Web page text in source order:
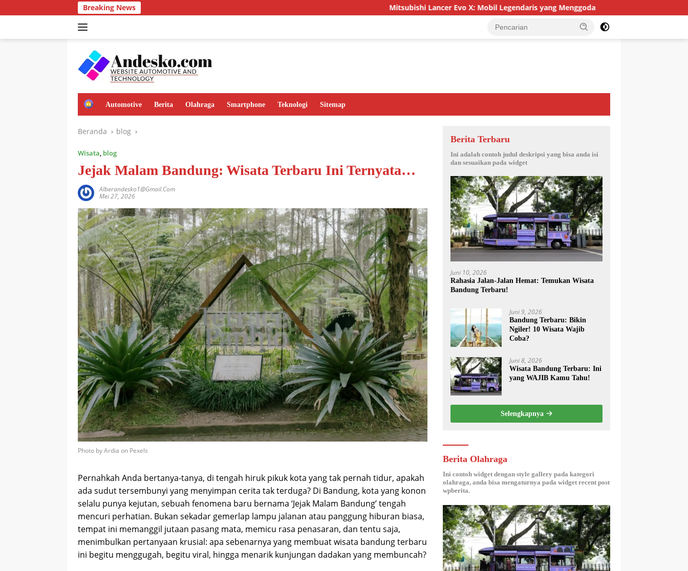
ke
Breaking News Mitsubishi Lancer Evo X: Mobil Legendaris yang Menggoda Mengenal Lebih Dekat Mobil
H
e
Automotive Berita Olahraga Smartphone Teknologi Sitemap
Beranda blog
Wisata, blog
Jejak Malam Bandung: Wisata Terbaru Ini Ternyata…
Alberandesko1@gmail.com
Mei 27, 2026
Photo by Ardia on Pexels
Pernahkah Anda bertanya-tanya, di tengah hiruk pikuk kota yang tak pernah tidur, apakah
ada sudut tersembunyi yang menyimpan cerita tak terduga? Di Bandung, kota yang konon
selalu punya kejutan, sebuah fenomena baru bernama ‘Jejak Malam Bandung’ tengah
mencuri perhatian. Bukan sekadar gemerlap lampu jalanan atau panggung hiburan biasa,
tempat ini memanggil jutaan pasang mata, memicu rasa penasaran, dan tentu saja,
menimbulkan pertanyaan krusial: apa sebenarnya yang membuat wisata bandung terbaru
ini begitu menggugah, begitu viral, hingga menarik kunjungan dadakan yang membuncah?
Berita Terbaru
Ini adalah contoh judul deskripsi yang bisa anda isi
dan sesuaikan pada widget
Juni 10, 2026
Rahasia Jalan-Jalan Hemat: Temukan Wisata
Bandung Terbaru!
Juni 9, 2026
Bandung Terbaru: Bikin
Ngiler! 10 Wisata Wajib
Coba?
Juni 8, 2026
Wisata Bandung Terbaru: Ini
yang WAJIB Kamu Tahu!
Selengkapnya
Berita Olahraga
Ini contoh widget dengan style gallery pada kategori
olahraga, anda bisa mengaturnya pada widget recent post
wpberita.